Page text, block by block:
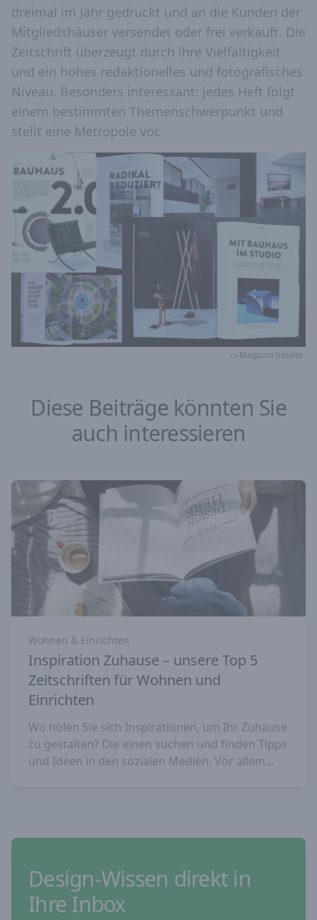
dreimal im Jahr gedruckt und an die Kunden der
Mitgliedshäuser versendet oder frei verkauft. Die
Zeitschrift überzeugt durch ihre Vielfältigkeit
und ein hohes redaktionelles und fotografisches
Niveau. Besonders interessant: jedes Heft folgt
einem bestimmten Themenschwerpunkt und
stellt eine Metropole vor.
ci-Magazin Inhalte
Diese Beiträge könnten Sie
auch interessieren
Wohnen & Einrichten
Inspiration Zuhause – unsere Top 5
Zeitschriften für Wohnen und
Einrichten
Wo holen Sie sich Inspirationen, um Ihr Zuhause
zu gestalten? Die einen suchen und finden Tipps
und Ideen in den sozialen Medien. Vor allem...
Design-Wissen direkt in
Ihre Inbox